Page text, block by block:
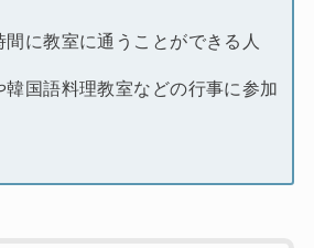
に教室に通うことができる人
韓国語料理教室などの行事に参加